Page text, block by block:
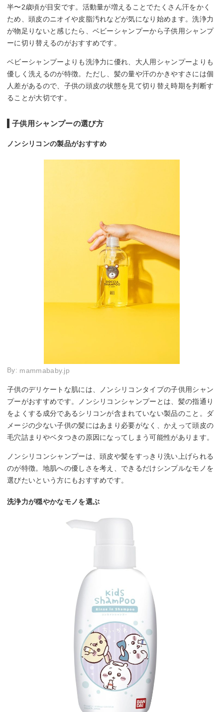
半〜2歳頃が目安です。活動量が増えることでたくさん汗をかく
ため、頭皮のニオイや皮脂汚れなどが気になり始めます。洗浄力
が物足りないと感じたら、ベビーシャンプーから子供用シャンプ
ーに切り替えるのがおすすめです。
ベビーシャンプーよりも洗浄力に優れ、大人用シャンプーよりも
優しく洗えるのが特徴。ただし、髪の量や汗のかきやすさには個
人差があるので、子供の頭皮の状態を見て切り替え時期を判断す
ることが大切です。
子供用シャンプーの選び方
ノンシリコンの製品がおすすめ
By: mammababy.jp
子供のデリケートな肌には、ノンシリコンタイプの子供用シャン
プーがおすすめです。ノンシリコンシャンプーとは、髪の指通り
をよくする成分であるシリコンが含まれていない製品のこと。ダ
メージの少ない子供の髪にはあまり必要がなく、かえって頭皮の
毛穴詰まりやベタつきの原因になってしまう可能性があります。
ノンシリコンシャンプーは、頭皮や髪をすっきり洗い上げられる
のが特徴。地肌への優しさを考え、できるだけシンプルなモノを
選びたいという方にもおすすめです。
洗浄力が穏やかなモノを選ぶ